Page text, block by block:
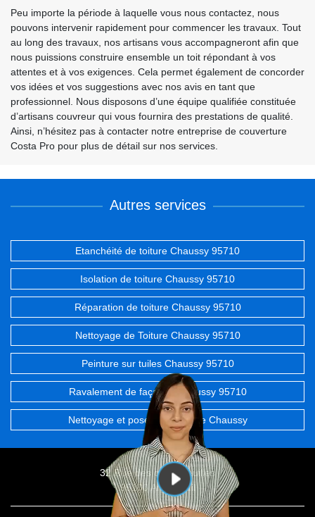
Peu importe la période à laquelle vous nous contactez, nous
pouvons intervenir rapidement pour commencer les travaux. Tout
au long des travaux, nos artisans vous accompagneront afin que
nous puissions construire ensemble un toit répondant à vos
attentes et à vos exigences. Cela permet également de concorder
vos idées et vos suggestions avec nos avis en tant que
professionnel. Nous disposons d’une équipe qualifiée constituée
d’artisans couvreur qui vous fournira des prestations de qualité.
Ainsi, n’hésitez pas à contacter notre entreprise de couverture
Costa Pro pour plus de détail sur nos services.
Autres services
Etanchéité de toiture Chaussy 95710
Isolation de toiture Chaussy 95710
Réparation de toiture Chaussy 95710
Nettoyage de Toiture Chaussy 95710
Peinture sur tuiles Chaussy 95710
Ravalement de façades Chaussy 95710
Nettoyage et pose de gouttière Chaussy
32 Rue des chevrefeuilles
95100 Argenteuil